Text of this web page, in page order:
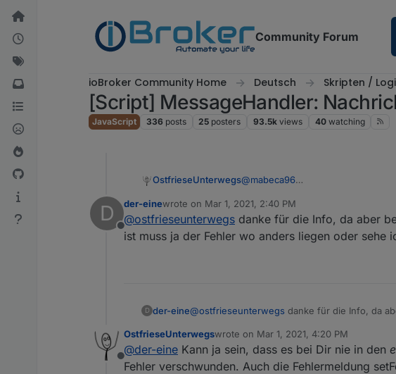
Skip to content
Community Forum
ioBroker Community Home Deutsch Skripten /
[Script] MessageHandler:
JavaScript 336 posts 25 posters 93.5k views 40 watching
OstfrieseUnterwegs@mabeca96
Im Original steht in
// like
else
Der Error ist weg. Ich weiss aber
D
Offline
der-einewrote on Mar 1, 2021, 2:40 PM
last edited by
@ostfrieseunterwegs danke für die Info, da aber
ist muss ja der Fehler wo anders liegen oder sehe
D der-eine@ostfrieseunterwegs danke für die Info, da
Offline
OstfrieseUnterwegswrote on Mar 1, 2021, 4:20 PM
last edited by
@der-eine Kann ja sein, dass es bei Dir nie in den
Fehler verschwunden. Auch die Fehlermeldung